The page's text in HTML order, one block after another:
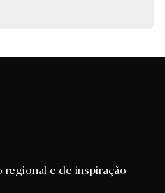
e de inspiração